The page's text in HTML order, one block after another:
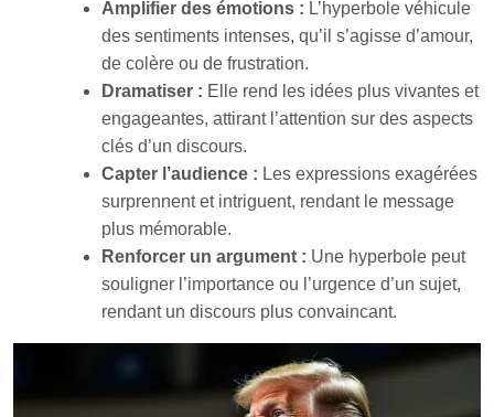
Amplifier des émotions : L’hyperbole véhicule
des sentiments intenses, qu’il s’agisse d’amour,
de colère ou de frustration.
Dramatiser : Elle rend les idées plus vivantes et
engageantes, attirant l’attention sur des aspects
clés d’un discours.
Capter l’audience : Les expressions exagérées
surprennent et intriguent, rendant le message
plus mémorable.
Renforcer un argument : Une hyperbole peut
souligner l’importance ou l’urgence d’un sujet,
rendant un discours plus convaincant.